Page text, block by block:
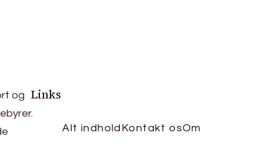
og
Links
Alt indhold Kontakt osOm